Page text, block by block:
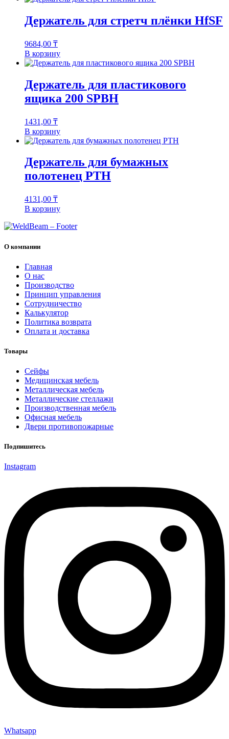
Держатель для стретч плёнки HfSF
9684,00 ₸
В корзину
Держатель для пластикового
ящика 200 SPBH
1431,00 ₸
В корзину
Держатель для бумажных
полотенец PTH
4131,00 ₸
В корзину
О компании
Главная
О нас
Производство
Принцип управления
Сотрудничество
Калькулятор
Политика возврата
Оплата и доставка
Товары
Cейфы
Медицинская мебель
Металлическая мебель
Металлические стеллажи
Производственная мебель
Офисная мебель
Двери противопожарные
Подпишитесь
Instagram
Whatsapp